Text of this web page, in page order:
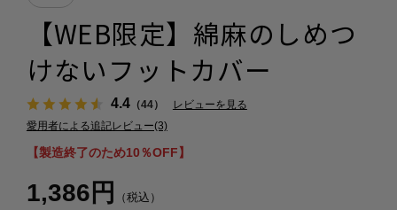
【WEB限定】綿麻のしめつ
けないフットカバー
4.4（44）
レビューを見る
愛用者による追記レビュー(3)
【製造終了のため10％OFF】
1,386円
（税込）